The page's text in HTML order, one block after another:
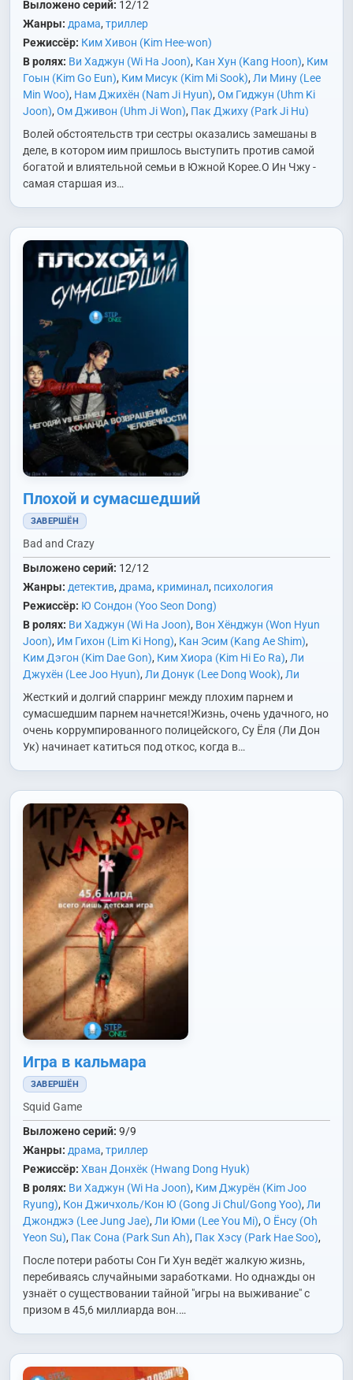
Выложено серий: 12/12
Жанры: драма,триллер
Режиссёр: Ким Хивон (Kim Hee-won)
В ролях: Ви Хаджун (Wi Ha Joon), Кан Хун (Kang Hoon), Ким
Гоын (Kim Go Eun), Ким Мисук (Kim Mi Sook), Ли Мину (Lee
Min Woo), Нам Джихён (Nam Ji Hyun), Ом Гиджун (Uhm Ki
Joon), Ом Дживон (Uhm Ji Won), Пак Джиху (Park Ji Hu)
Волей обстоятельств три сестры оказались замешаны в
деле, в котором иим пришлось выступить против самой
богатой и влиятельной семьи в Южной Корее.О Ин Чжу -
самая старшая из…
Плохой и сумасшедший
ЗАВЕРШЁН
Bad and Crazy
Выложено серий: 12/12
Жанры: детектив, драма, криминал, психология
Режиссёр: Ю Сондон (Yoo Seon Dong)
В ролях: Ви Хаджун (Wi Ha Joon), Вон Хёнджун (Won Hyun
Joon), Им Гихон (Lim Ki Hong), Кан Эсим (Kang Ae Shim),
Ким Дэгон (Kim Dae Gon), Ким Хиора (Kim Hi Eo Ra), Ли
Джухён (Lee Joo Hyun), Ли Донук (Lee Dong Wook), Ли
Санхон (Lee Sang Hong)
Хварён (Lee Hwa Ryong)
Пак Седжун (Park Se Joon)
Джухван (Shin Joo Hwan)
Сон Джиру (Sung Ji Ru) ,Хан
Джиын (Han Ji Eun)
Чха Сивон (Cha
Shi Won)
Жесткий и долгий спарринг между плохим парнем и
сумасшедшим парнем начнется!Жизнь, очень удачного, но
очень коррумпированного полицейского, Су Ёля (Ли Дон
Ук) начинает катиться под откос, когда в…
Игра в кальмара
ЗАВЕРШЁН
Squid Game
Выложено серий: 9/9
Жанры: драма,триллер
Режиссёр: Хван Донхёк (Hwang Dong Hyuk)
В ролях: Ви Хаджун (Wi Ha Joon), Ким Джурён (Kim Joo
Ryung), Кон Джичхоль/Кон Ю (Gong Ji Chul/Gong Yoo), Ли
Джонджэ (Lee Jung Jae), Ли Юми (Lee You Mi), О Ёнсу (Oh
Yeon Su), Пак Сона (Park Sun Ah), Пак Хэсу (Park Hae Soo),
Трипати Анупам (Tripathi Anupam)
Хо Сонтхэ (Heo Sung
,Хон Уджин (Hong Woo Jin) ,Чон Хоён (Jung Ho Yeon)
Сонджу (Yoo Seong Ju)
После потери работы Сон Ги Хун ведёт жалкую жизнь,
перебиваясь случайными заработками. Но однажды он
узнаёт о существовании тайной "игры на выживание" с
призом в 45,6 миллиарда вон.…